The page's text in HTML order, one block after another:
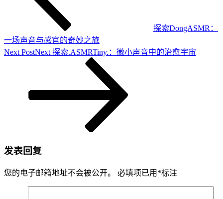
探索DongASMR：
一场声音与感官的奇妙之旅
Next PostNext 探索.ASMRTiny.：微小声音中的治愈宇宙
发表回复
您的电子邮箱地址不会被公开。 必填项已用 *标注